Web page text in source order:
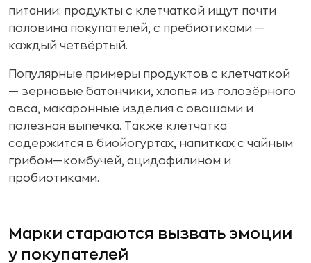
питании: продукты с клетчаткой ищут почти
половина покупателей, с пребиотиками —
каждый четвёртый.
Популярные примеры продуктов с клетчаткой
— зерновые батончики, хлопья из голозёрного
овса, макаронные изделия с овощами и
полезная выпечка. Также клетчатка
содержится в биойогуртах, напитках с чайным
грибом—комбучей, ацидофилином и
пробиотиками.
Марки стараются вызвать эмоции
у покупателей